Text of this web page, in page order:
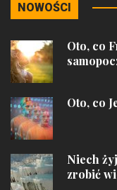
NOWOŚCI
Oto, co
Oto, co
Niech
zrobić